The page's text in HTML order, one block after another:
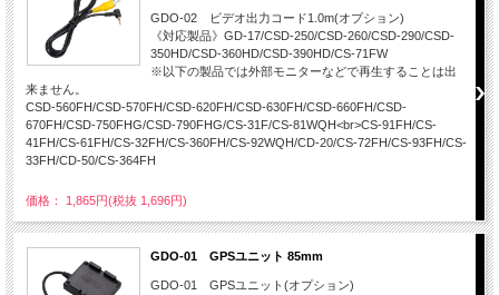
GDO-02 ビデオ出力コード1.0m(オプション)
《対応製品》GD-17/CSD-250/CSD-260/CSD-290/CSD-
350HD/CSD-360HD/CSD-390HD/CS-71FW
※以下の製品では外部モニターなどで再生することは出
来ません。
CSD-560FH/CSD-570FH/CSD-620FH/CSD-630FH/CSD-660FH/CSD-
670FH/CSD-750FHG/CSD-790FHG/CS-31F/CS-81WQH<br>CS-91FH/CS-
41FH/CS-61FH/CS-32FH/CS-360FH/CS-92WQH/CD-20/CS-72FH/CS-93FH/CS-
33FH/CD-50/CS-364FH
価格： 1,865円(税抜 1,696円)
GDO-01 GPSユニット 85mm
GDO-01 GPSユニット(オプション)